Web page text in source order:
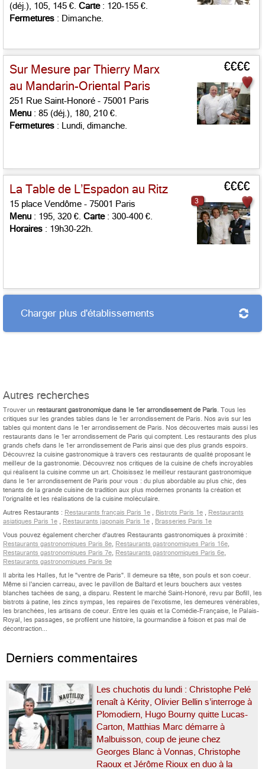
(déj.), 105, 145 €. Carte: 120-155 €.
Fermetures : Dimanche.
Sur Mesure par Thierry Marx
au Mandarin-Oriental Paris
€€€€
251 Rue Saint-Honoré - 75001 Paris
Menu : 85 (déj.), 180, 210 €.
Fermetures : Lundi, dimanche.
La Table de L’Espadon au Ritz €€€€
15 place Vendôme - 75001 Paris
Menu : 195, 320 €. Carte: 300-400 €.
Horaires : 19h30-22h.
3
Charger plus d'établissements
Autres recherches
Trouver un restaurant gastronomique dans le 1er arrondissement de Paris. Tous les
critiques sur les grandes tables dans le 1er arrondissement de Paris. Nos avis sur les
tables qui montent dans le 1er arrondissement de Paris. Nos découvertes mais aussi les
restaurants dans le 1er arrondissement de Paris qui comptent. Les restaurants des plus
grands chefs dans le 1er arrondissement de Paris ainsi que des plus grands espoirs.
Découvrez la cuisine gastronomique à travers ces restaurants de qualité proposant le
meilleur de la gastronomie. Découvrez nos critiques de la cuisine de chefs incroyables
qui réalisent la cuisine comme un art. Choisissez le meilleur restaurant gastronomique
dans le 1er arrondissement de Paris pour vous : du plus abordable au plus chic, des
tenants de la grande cuisine de tradition aux plus modernes pronants la création et
l'orignalité et les réalisations de la cuisine moléculaire.
Autres Restaurants : Restaurants français Paris 1e , Bistrots Paris 1e , Restaurants
asiatiques Paris 1e , Restaurants japonais Paris 1e , Brasseries Paris 1e
Vous pouvez également chercher d'autres Restaurants gastronomiques à proximité :
Restaurants gastronomiques Paris 8e, Restaurants gastronomiques Paris 16e,
Restaurants gastronomiques Paris 7e, Restaurants gastronomiques Paris 6e,
Restaurants gastronomiques Paris 9e
Il abrita les Halles, fut le "ventre de Paris". Il demeure sa tête, son pouls et son coeur.
Même si l'ancien carreau, avec le pavillon de Baltard et leurs bouchers aux vestes
blanches tachées de sang, a disparu. Restent le marché Saint-Honoré, revu par Bofill, les
bistrots à patine, les zincs sympas, les repaires de l'exotisme, les demeures vénérables,
les branchées, les artisans de coeur. Entre les quais et la Comédie-Française, le Palais-
Royal, les passages, se profilent une histoire, la gourmandise à foison et pas mal de
décontraction...
Derniers commentaires
Les chuchotis du lundi : Christophe Pelé
renaît à Kérity, Olivier Bellin s’interroge à
Plomodiern, Hugo Bourny quitte Lucas-
Carton, Matthias Marc démarre à
Malbuisson, coup de jeune chez
Georges Blanc à Vonnas, Christophe
Raoux et Jérôme Rioux en duo à la